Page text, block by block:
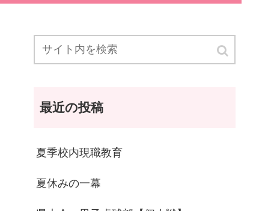
最近の投稿
夏季校内現職教育
夏休みの一幕